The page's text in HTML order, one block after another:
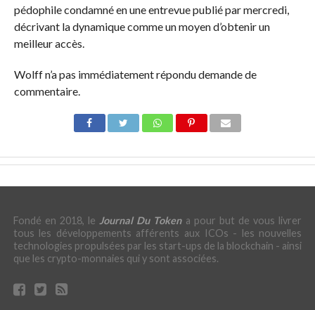
pédophile condamné enune entrevuepublié parmercredi,
décrivant la dynamique comme un moyen d’obtenir un
meilleur accès.
Wolff n’a pas immédiatement répondudemande de
commentaire.
Fondé en 2018, le Journal Du Tokena pour but de vous livrer
tous les développements afférents aux ICOs - les nouvelles
technologies propulsées par les start-ups de la blockchain - ainsi
que les crypto-monnaies qui y sont associées.